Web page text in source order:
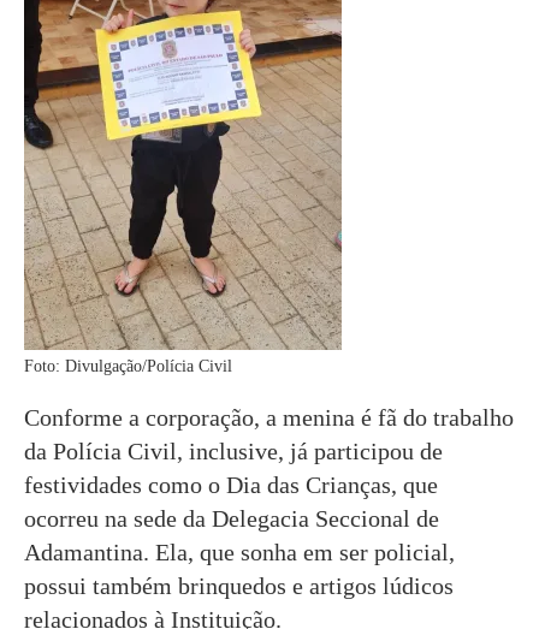
Foto: Divulgação/Polícia Civil
Conforme a corporação, a menina é fã do trabalho
da Polícia Civil, inclusive, já participou de
festividades como o Dia das Crianças, que
ocorreu na sede da Delegacia Seccional de
Adamantina. Ela, que sonha em ser policial,
possui também brinquedos e artigos lúdicos
relacionados à Instituição.